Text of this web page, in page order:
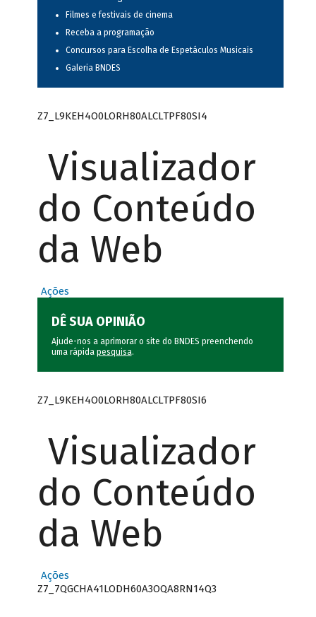
Filmes e festivais de cinema
Receba a programação
Concursos para Escolha de Espetáculos Musicais
Galeria BNDES
Z7_L9KEH4O0LORH80ALCLTPF80SI4
Visualizador
do Conteúdo
da Web
Ações
DÊ SUA OPINIÃO
Ajude-nos a aprimorar o site do BNDES preenchendo
uma rápida pesquisa.
Z7_L9KEH4O0LORH80ALCLTPF80SI6
Visualizador
do Conteúdo
da Web
Ações
Z7_7QGCHA41LODH60A3OQA8RN14Q3